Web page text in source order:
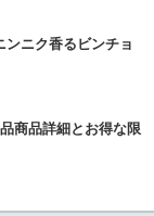
ンニク香るビンチョ
商品詳細とお得な限